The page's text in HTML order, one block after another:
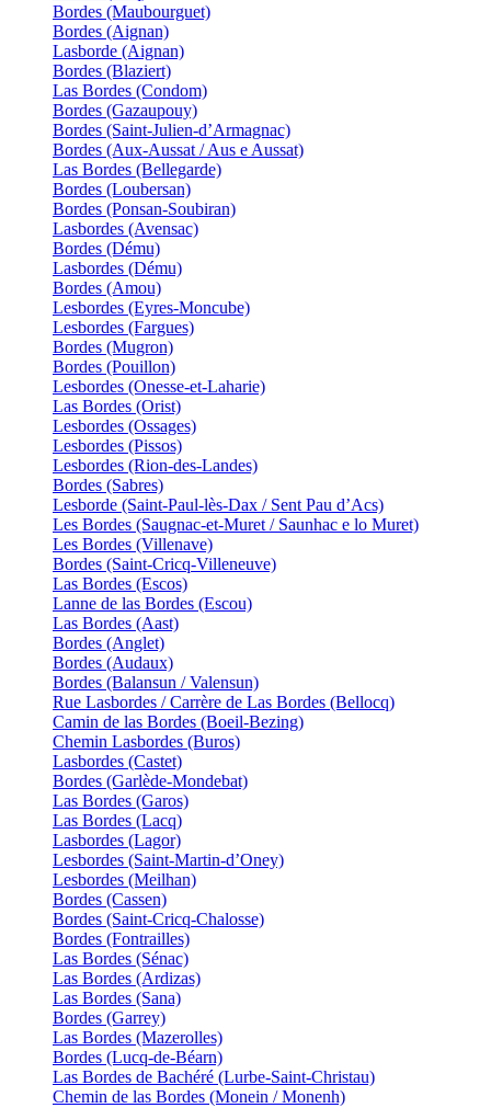
Bordes (Maubourguet)
Bordes (Aignan)
Lasborde (Aignan)
Bordes (Blaziert)
Las Bordes (Condom)
Bordes (Gazaupouy)
Bordes (Saint-Julien-d’Armagnac)
Bordes (Aux-Aussat / Aus e Aussat)
Las Bordes (Bellegarde)
Bordes (Loubersan)
Bordes (Ponsan-Soubiran)
Lasbordes (Avensac)
Bordes (Dému)
Lasbordes (Dému)
Bordes (Amou)
Lesbordes (Eyres-Moncube)
Lesbordes (Fargues)
Bordes (Mugron)
Bordes (Pouillon)
Lesbordes (Onesse-et-Laharie)
Las Bordes (Orist)
Lesbordes (Ossages)
Lesbordes (Pissos)
Lesbordes (Rion-des-Landes)
Bordes (Sabres)
Lesborde (Saint-Paul-lès-Dax / Sent Pau d’Acs)
Les Bordes (Saugnac-et-Muret / Saunhac e lo Muret)
Les Bordes (Villenave)
Bordes (Saint-Cricq-Villeneuve)
Las Bordes (Escos)
Lanne de las Bordes (Escou)
Las Bordes (Aast)
Bordes (Anglet)
Bordes (Audaux)
Bordes (Balansun / Valensun)
Rue Lasbordes / Carrère de Las Bordes (Bellocq)
Camin de las Bordes (Boeil-Bezing)
Chemin Lasbordes (Buros)
Lasbordes (Castet)
Bordes (Garlède-Mondebat)
Las Bordes (Garos)
Las Bordes (Lacq)
Lasbordes (Lagor)
Lesbordes (Saint-Martin-d’Oney)
Lesbordes (Meilhan)
Bordes (Cassen)
Bordes (Saint-Cricq-Chalosse)
Bordes (Fontrailles)
Las Bordes (Sénac)
Las Bordes (Ardizas)
Las Bordes (Sana)
Bordes (Garrey)
Las Bordes (Mazerolles)
Bordes (Lucq-de-Béarn)
Las Bordes de Bachéré (Lurbe-Saint-Christau)
Chemin de las Bordes (Monein / Monenh)